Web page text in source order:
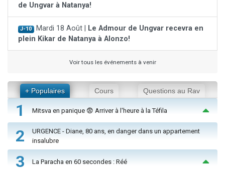
de Ungvar à Natanya!
J-10 Mardi 18 Août |
Le Admour de Ungvar recevra en
plein Kikar de Natanya à Alonzo!
Voir tous les événements à venir
+ Populaires Cours Questions au Rav
1 Mitsva en panique 😨 Arriver à l'heure à la Téfila
2
URGENCE - Diane, 80 ans, en danger dans un appartement
insalubre
3 La Paracha en 60 secondes : Réé